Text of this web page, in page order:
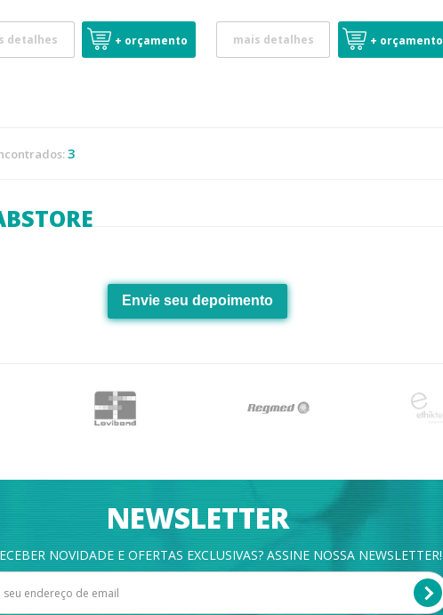
detalhes + orçamento mais detalhes + orçamento
3
Envie seu depoimento
NEWSLETTER
NOVIDADE E OFERTAS EXCLUSIVAS? ASSINE NOSSA NEWSLETTER!